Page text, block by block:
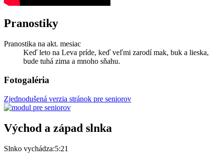
Pranostiky
Pranostika na akt. mesiac
Keď leto na Leva príde, keď veľmi zarodí mak, buk a lieska,
bude tuhá zima a mnoho sňahu.
Fotogaléria
Zjednodušená verzia stránok pre seniorov
Východ a západ slnka
Slnko vychádza:5:21